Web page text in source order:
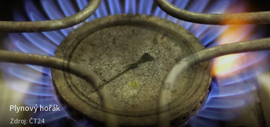
Plynový hořák
Zdroj: ČT24